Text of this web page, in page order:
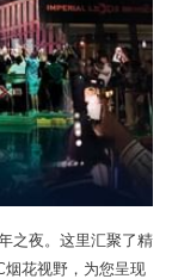
之夜。这里汇聚了精
烟花视野，为您呈现